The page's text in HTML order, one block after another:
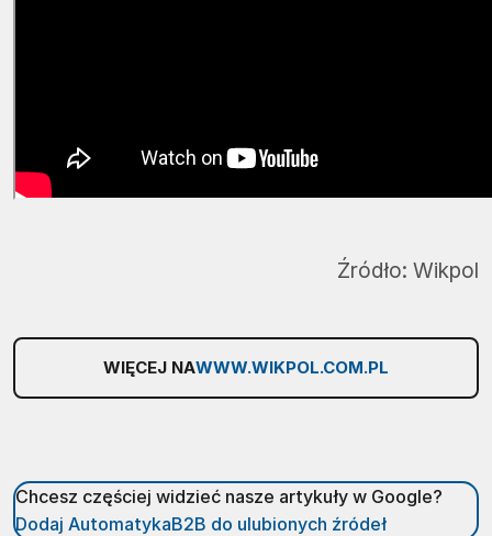
Źródło: Wikpol
WIĘCEJ NAWWW.WIKPOL.COM.PL
Chcesz częściej widzieć nasze artykuły w Google?
Dodaj AutomatykaB2B do ulubionych źródeł